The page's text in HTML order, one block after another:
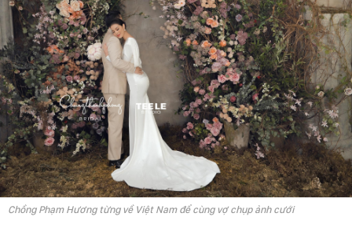
Chồng Phạm Hương từng về Việt Nam để cùng vợ chụp ảnh cưới